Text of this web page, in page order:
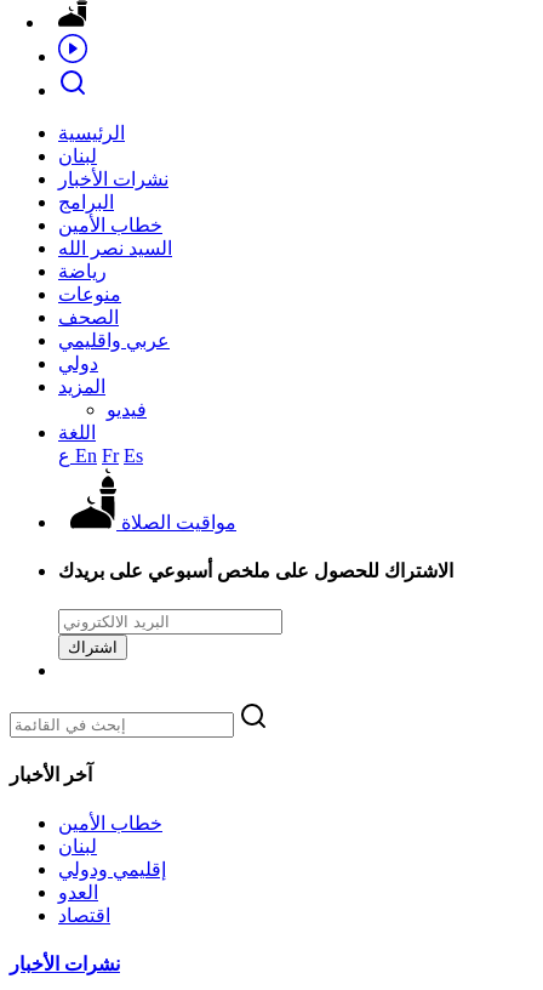
الرئيسية
لبنان
نشرات الأخبار
البرامج
خطاب الأمين
السيد نصر الله
رياضة
منوعات
الصحف
عربي واقليمي
دولي
المزيد
فيديو
اللغة
En Fr Es
مواقيت الصلاة
الاشتراك للحصول على ملخص أسبوعي على بريدك
اشتراك
آخر الأخبار
خطاب الأمين
لبنان
إقليمي ودولي
العدو
اقتصاد
نشرات الأخبار